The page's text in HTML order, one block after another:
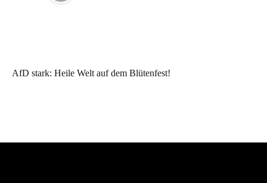
AfD stark: Heile Welt auf dem Blütenfest!